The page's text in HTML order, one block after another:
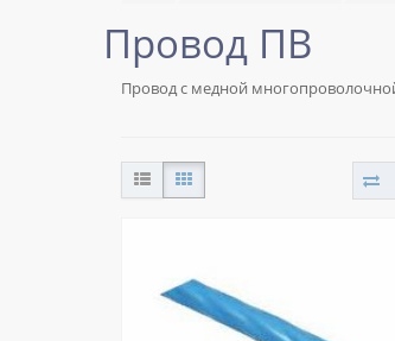
Провод ПВ
Провод с медной